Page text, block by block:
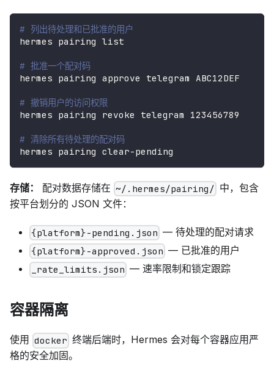
# 列出待处理和已批准的用户
hermes pairing list
# 批准一个配对码
hermes pairing approve telegram ABC12DEF
# 撤销用户的访问权限
hermes pairing revoke telegram 123456789
# 清除所有待处理的配对码
hermes pairing clear-pending
存储： 配对数据存储在 ~/.hermes/pairing/ 中，包含
按平台划分的 JSON 文件：
{platform}-pending.json — 待处理的配对请求
{platform}-approved.json — 已批准的用户
_rate_limits.json — 速率限制和锁定跟踪
容器隔离
使用 docker 终端后端时，Hermes 会对每个容器应用严
格的安全加固。